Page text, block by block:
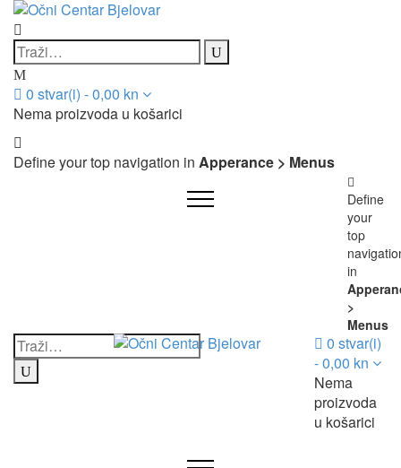
0 stvar(i) -0,00 kn
Nema proizvoda u košarici
Define your top navigation in Apperance > Menus
Define
your
top
in
>
Menus
0 stvar(i)
-0,00 kn
Nema
proizvoda
u košarici